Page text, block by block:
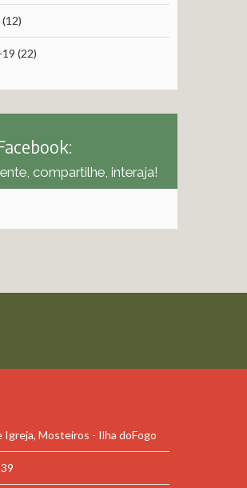
(12)
(22)
compartilhe, interaja!
Igreja, Mosteiros - Ilha doFogo